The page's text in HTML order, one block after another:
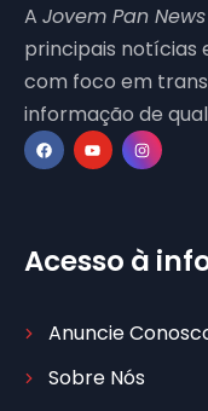
A Jovem Pan
principais notícias
com foco em
informação de
Acesso à
Anuncie
Sobre Nós